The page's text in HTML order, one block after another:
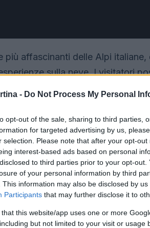
- Do Not Process My Personal
opt-out of the sale, sharing to third parties,
for targeted advertising by us,
selection. Please note that after your opt-
interest-based ads based on personal
to third parties prior to your opt-
of your personal information by third
This information may also be disclosed by
Participants that may further disclose it to
that this website/app uses one or more
but not limited to your visit or usage
più affascinanti delle Alpi italiane,
sulla neve. I visitatori
desiderosi di apprendere,
far divertire i propri figli.